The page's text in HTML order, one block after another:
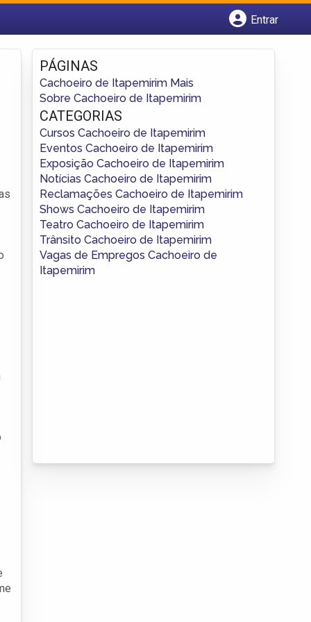
Entrar
Fazer login
Criar conta
PÁGINAS
Cachoeiro de Itapemirim Mais
Sobre Cachoeiro de Itapemirim
CATEGORIAS
Cursos Cachoeiro de Itapemirim
Eventos Cachoeiro de Itapemirim
Exposição Cachoeiro de Itapemirim
Notícias Cachoeiro de Itapemirim
Reclamações Cachoeiro de Itapemirim
Shows Cachoeiro de Itapemirim
Teatro Cachoeiro de Itapemirim
Trânsito Cachoeiro de Itapemirim
Vagas de Empregos Cachoeiro de
Itapemirim